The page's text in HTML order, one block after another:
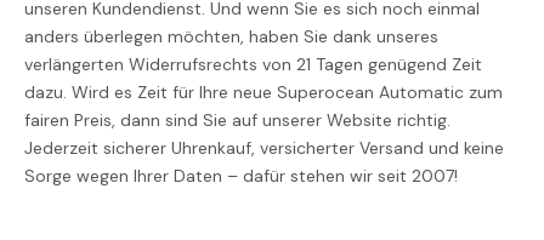
unseren Kundendienst. Und wenn Sie es sich noch einmal
anders überlegen möchten, haben Sie dank unseres
verlängerten Widerrufsrechts von 21 Tagen genügend Zeit
dazu. Wird es Zeit für Ihre neue Superocean Automatic zum
fairen Preis, dann sind Sie auf unserer Website richtig.
Jederzeit sicherer Uhrenkauf, versicherter Versand und keine
Sorge wegen Ihrer Daten – dafür stehen wir seit 2007!